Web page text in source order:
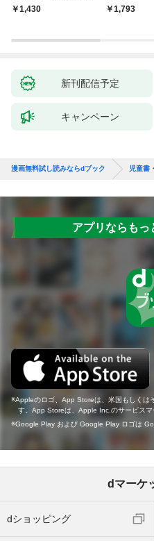
弾！ 危機イッパツ編
￥1,430
￥1,793
新刊配信予定
キャンペーン
漫画無料試し読みならdブック 児童書
アプリならもっ
Appleのロゴ、App Storeは、米国もしくは
す。App Storeは、Apple Inc.のサービスマ
Google Play および Google Play ロゴは
dマーケ
dショッピング